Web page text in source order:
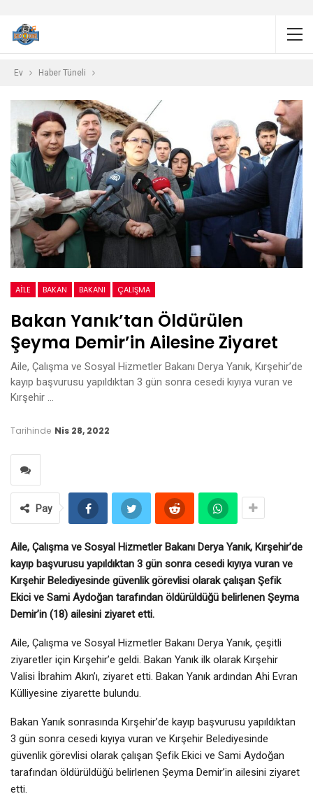
Ev Haber Tüneli
AİLE BAKAN BAKANI ÇALIŞMA
Bakan Yanık’tan Öldürülen
Şeyma Demir’in Ailesine Ziyaret
Aile, Çalışma ve Sosyal Hizmetler Bakanı Derya Yanık, Kırşehir’de
kayıp başvurusu yapıldıktan 3 gün sonra cesedi kıyıya vuran ve
Kırşehir …
Tarihinde Nis 28, 2022
Pay
Aile, Çalışma ve Sosyal Hizmetler Bakanı Derya Yanık, Kırşehir’de
kayıp başvurusu yapıldıktan 3 gün sonra cesedi kıyıya vuran ve
Kırşehir Belediyesinde güvenlik görevlisi olarak çalışan Şefik
Ekici ve Sami Aydoğan tarafından öldürüldüğü belirlenen Şeyma
Demir’in (18) ailesini ziyaret etti.
Aile, Çalışma ve Sosyal Hizmetler Bakanı Derya Yanık, çeşitli
ziyaretler için Kırşehir’e geldi. Bakan Yanık ilk olarak Kırşehir
Valisi İbrahim Akın’ı, ziyaret etti. Bakan Yanık ardından Ahi Evran
Külliyesine ziyarette bulundu.
Bakan Yanık sonrasında Kırşehir’de kayıp başvurusu yapıldıktan
3 gün sonra cesedi kıyıya vuran ve Kırşehir Belediyesinde
güvenlik görevlisi olarak çalışan Şefik Ekici ve Sami Aydoğan
tarafından öldürüldüğü belirlenen Şeyma Demir’in ailesini ziyaret
etti.